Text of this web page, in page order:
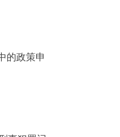
的政策申